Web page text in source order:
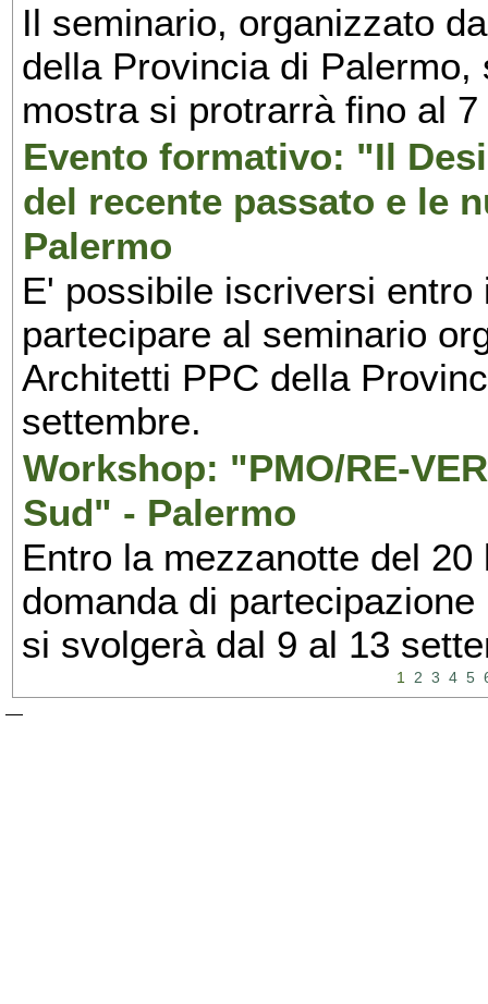
Il seminario, organizzato
della Provincia di
mostra si protrarrà fino al
Evento formativo: "Il
del recente passato e le
Palermo
E' possibile iscriversi
partecipare al seminario
Architetti PPC della
settembre.
Workshop: "PMO/RE-
Sud" - Palermo
Entro la mezzanotte del
domanda di
si svolgerà dal 9 al 13
1 2 3 4 5